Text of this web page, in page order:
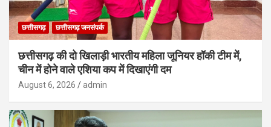
छत्तीसगढ़ छत्तीसगढ़ जनसंपर्क
छत्तीसगढ़ की दो खिलाड़ी भारतीय महिला जूनियर हॉकी टीम में,
चीन में होने वाले एशिया कप में दिखाएंगी दम
August 6, 2026 admin